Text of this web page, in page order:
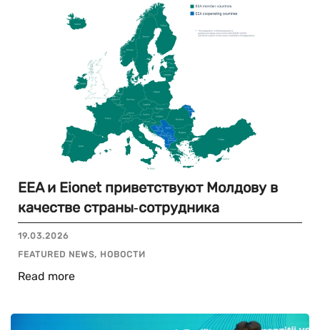
EEA и Eionet приветствуют Молдову в
качестве страны‑сотрудника
19.03.2026
FEATURED NEWS, НОВОСТИ
Read more